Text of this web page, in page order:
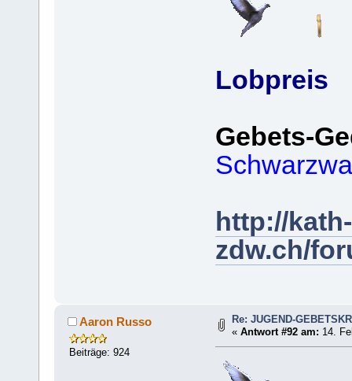
Lobpreis
Gebets-
http://kath-
zdw.ch/
Aaron Russo
Beiträge: 924
Re: JUGEND-
«Antwort #92 am: 14.